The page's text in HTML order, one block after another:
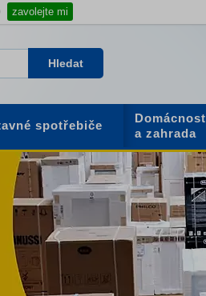
zavolejte mi
Hledat
spotřebiče
Domácnost
a zahrada